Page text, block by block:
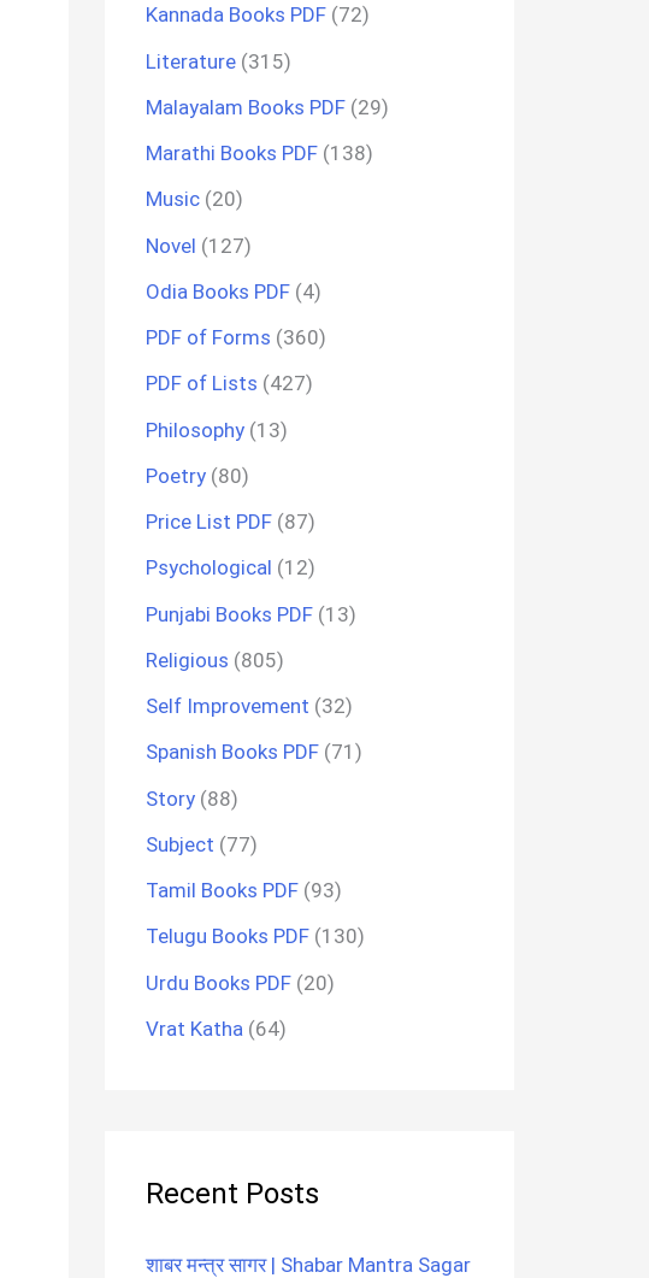
Kannada Books PDF (72)
Literature (315)
Malayalam Books PDF (29)
Marathi Books PDF (138)
Music (20)
Novel (127)
Odia Books PDF (4)
PDF of Forms (360)
PDF of Lists (427)
Philosophy (13)
Poetry (80)
Price List PDF (87)
Psychological (12)
Punjabi Books PDF (13)
Religious (805)
Self Improvement (32)
Spanish Books PDF (71)
Story (88)
Subject (77)
Tamil Books PDF (93)
Telugu Books PDF (130)
Urdu Books PDF (20)
Vrat Katha (64)
Recent Posts
शाबर मन्त्र सागर | Shabar Mantra Sagar